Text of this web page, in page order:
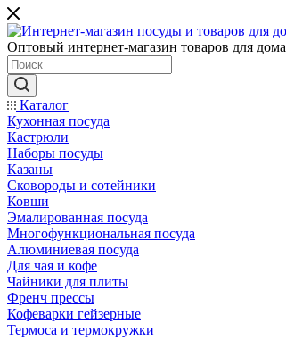
Оптовый интернет-магазин товаров для дома
Каталог
Кухонная посуда
Кастрюли
Наборы посуды
Казаны
Сковороды и сотейники
Ковши
Эмалированная посуда
Многофункциональная посуда
Алюминиевая посуда
Для чая и кофе
Чайники для плиты
Френч прессы
Кофеварки гейзерные
Термоса и термокружки